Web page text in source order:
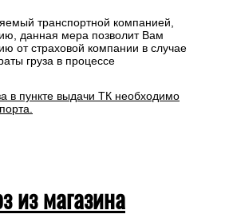
транспортной компанией,
данная мера позволит Вам
от страховой компании в случае
груза в процессе
в пункте выдачи ТК необходимо
из магазина